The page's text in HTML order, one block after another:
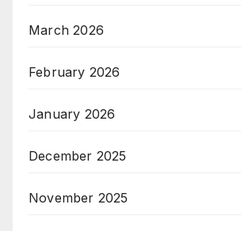
March 2026
February 2026
January 2026
December 2025
November 2025